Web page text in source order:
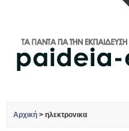
Αρχική >ηλεκτρονικα